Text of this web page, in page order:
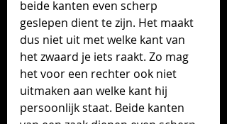
beide kanten even scherp
geslepen dient te zijn. Het maakt
dus niet uit met welke kant van
het zwaard je iets raakt. Zo mag
het voor een rechter ook niet
uitmaken aan welke kant hij
persoonlijk staat. Beide kanten